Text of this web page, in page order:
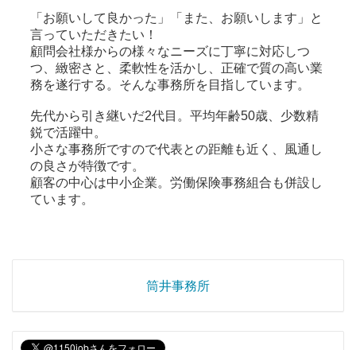
「お願いして良かった」「また、お願いします」と
言っていただきたい！
顧問会社様からの様々なニーズに丁寧に対応しつ
つ、緻密さと、柔軟性を活かし、正確で質の高い業
務を遂行する。そんな事務所を目指しています。
先代から引き継いだ2代目。平均年齢50歳、少数精
鋭で活躍中。
小さな事務所ですので代表との距離も近く、風通し
の良さが特徴です。
顧客の中心は中小企業。労働保険事務組合も併設し
ています。
筒井事務所